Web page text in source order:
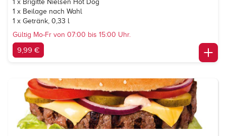
1 x Brigitte Nielsen Hot Dog
1 x Beilage nach Wahl
1 x Getränk, 0,33 l
Gültig Mo-Fr von 07:00 bis 15:00 Uhr.
9,99 €